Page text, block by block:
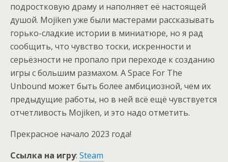
подростковую драму и наполняет её настоящей
душой. Mojiken уже были мастерами рассказывать
горько-сладкие истории в миниатюре, но я рад
сообщить, что чувство тоски, искренности и
серьёзности не пропало при переходе к созданию
игры с большим размахом. A Space For The
Unbound может быть более амбициозной, чем их
предыдущие работы, но в ней всё ещё чувствуется
отчетливость Mojiken, и это надо отметить.
Прекрасное начало 2023 года!
Ссылка на игру: Steam